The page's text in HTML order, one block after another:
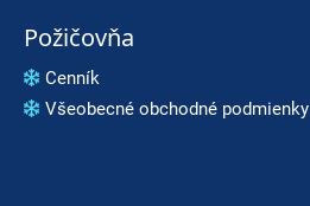
Požičovňa
Cenník
Všeobecné obchodné podmienky